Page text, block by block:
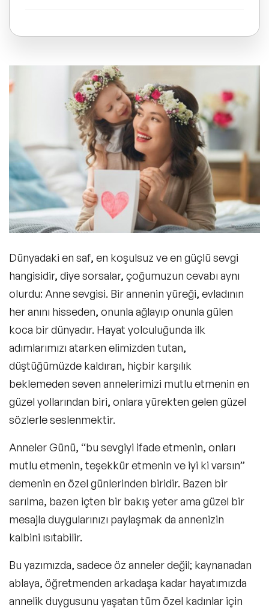
Tüm Konular
Trend Konular
🔥 Global Konuşmacılar
🔥 Motivasyon Konuşmacıları
🔥 Liderlik Konuşmacıları
🔥 Ekonomi Konuşmacıları
🔥 Yapay Zeka Konuşmacıları
Öğretmene Anneler Günü Mesajı
Teyzeye Anneler Günü Mesajı
Arkadaşa Anneler Günü Mesajı
Tüm Annelere Anneler Günü Sözleri
Anneler Günü Mesajı Uzun
Anneler Günü Mektubu
Anneler Günü Mesajları Hakkında Sıkça
Sorulan Sorular
Dünyadaki en saf, en koşulsuz ve en güçlü sevgi
hangisidir, diye sorsalar, çoğumuzun cevabı aynı
olurdu: Anne sevgisi. Bir annenin yüreği, evladının
her anını hisseden, onunla ağlayıp onunla gülen
koca bir dünyadır. Hayat yolculuğunda ilk
adımlarımızı atarken elimizden tutan,
düştüğümüzde kaldıran, hiçbir karşılık
beklemeden seven annelerimizi mutlu etmenin en
güzel yollarından biri, onlara yürekten gelen güzel
sözlerle seslenmektir.
Anneler Günü, “bu sevgiyi ifade etmenin, onları
mutlu etmenin, teşekkür etmenin ve iyi ki varsın”
demenin en özel günlerinden biridir. Bazen bir
sarılma, bazen içten bir bakış yeter ama güzel bir
mesajla duygularınızı paylaşmak da annenizin
kalbini ısıtabilir.
Bu yazımızda, sadece öz anneler değil; kaynanadan
ablaya, öğretmenden arkadaşa kadar hayatımızda
annelik duygusunu yaşatan tüm özel kadınlar için